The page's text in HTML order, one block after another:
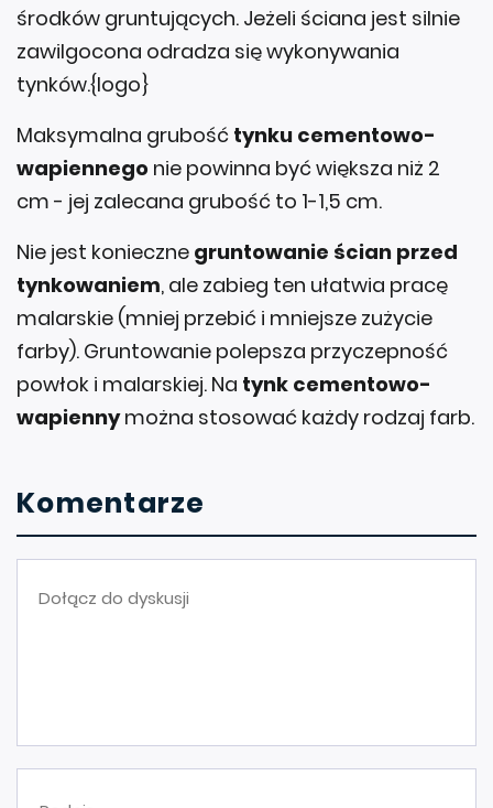
środków gruntujących. Jeżeli ściana jest silnie
zawilgocona odradza się wykonywania
tynków.{logo}
Maksymalna grubość tynku cementowo-
wapiennego nie powinna być większa niż 2
cm - jej zalecana grubość to 1-1,5 cm.
Nie jest konieczne gruntowanie ścian przed
tynkowaniem, ale zabieg ten ułatwia pracę
malarskie (mniej przebić i mniejsze zużycie
farby). Gruntowanie polepsza przyczepność
powłok i malarskiej. Na tynk cementowo-
wapiennymożna stosować każdy rodzaj farb.
Komentarze